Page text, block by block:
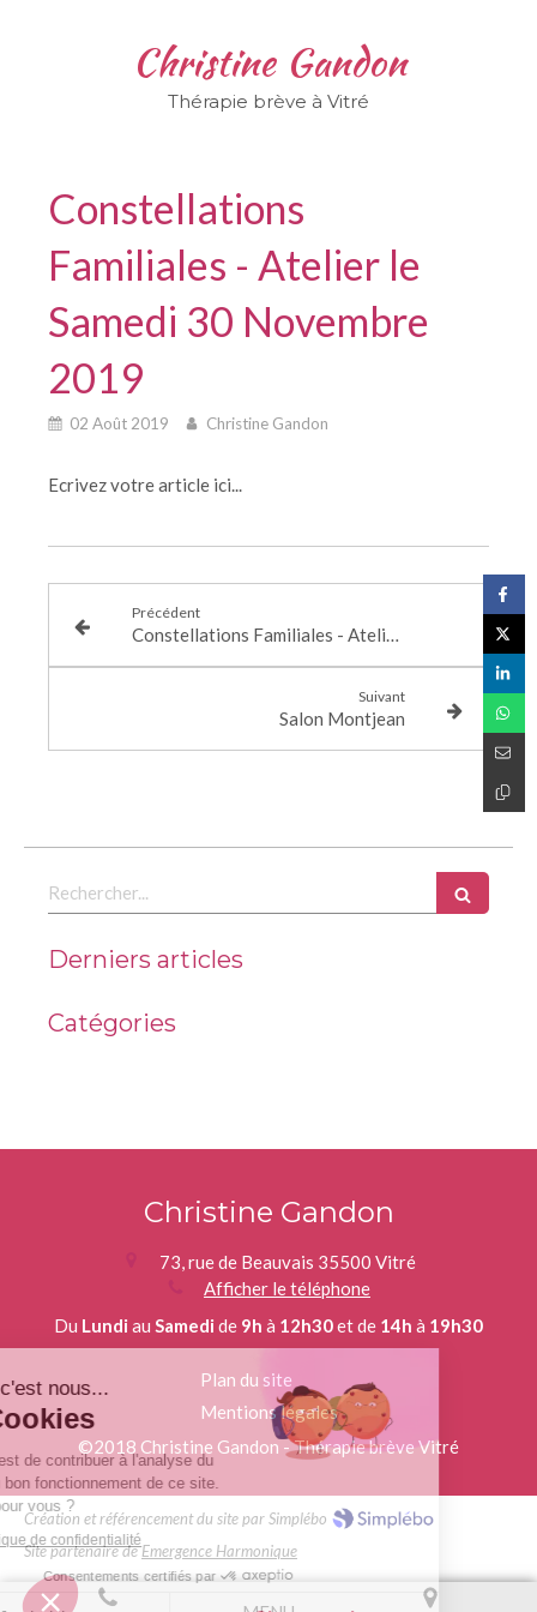
Christine Gandon
Thérapie brève à Vitré
Constellations
Familiales - Atelier le
Samedi 30 Novembre
2019
02 Août 2019 Christine Gandon
Ecrivez votre article ici...
Précédent
Constellations Familiales - Atelier le Lundi 11 Novembre 2019
Suivant
Salon Montjean
Rechercher
Derniers articles
Catégories
Christine Gandon
73, rue de Beauvais 35500 Vitré
Afficher le téléphone
Du Lundi au Samedi de 9h à 12h30et de 14h à 19h30
Plan du site
Mentions légales
©2018 Christine Gandon - Thérapie brève Vitré
Création et référencement du site par Simplébo
Site partenaire deEmergence Harmonique
c'est nous...
Cookies
rôle est de contribuer à l'analyse du
et au bon fonctionnement de ce site.
OK pour vous ?
la politique de confidentialité
Consentements certifiés par